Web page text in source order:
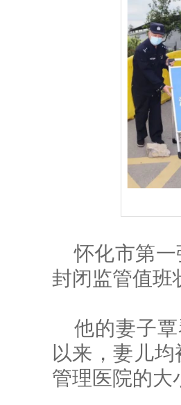
怀化市第
封闭监管值班
他的妻子
以来，妻儿
管理医院的大